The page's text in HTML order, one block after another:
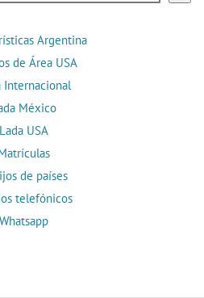
Argentina
de Área USA
Internacional
México
Lada USA
de países
telefónicos
Whatsapp